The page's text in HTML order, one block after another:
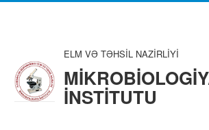
ELM VƏ TƏHSİL NAZİRLİYİ
İNSTİTUTU